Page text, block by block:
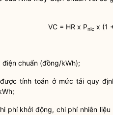
VC = HR x Pnlcx (1
điện chuẩn (đồng/kWh);
tính toán ở mức tải quy
phíkhởi động, chi phínhiên liệu